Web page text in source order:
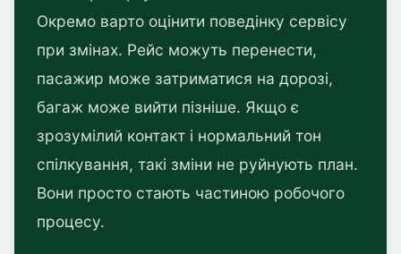
Окремо варто оцінити поведінку сервісу
при змінах. Рейс можуть перенести,
пасажир може затриматися на дорозі,
багаж може вийти пізніше. Якщо є
зрозумілий контакт і нормальний тон
спілкування, такі зміни не руйнують план.
Вони просто стають частиною робочого
процесу.